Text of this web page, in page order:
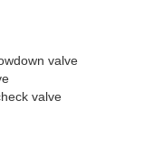
valve
valve